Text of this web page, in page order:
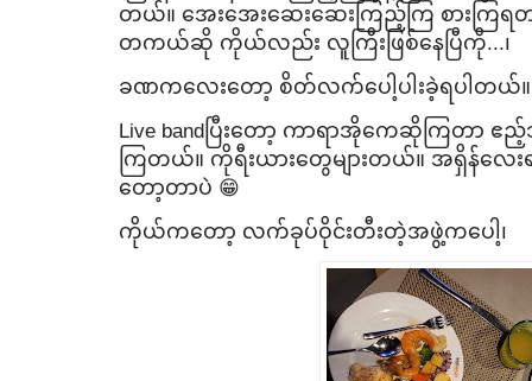
တယ်။ ​အေး​အေး​ဆေး​ဆေးကြည့်ကြ စားကြရ
တကယ်ဆို ကိုယ်လည်း လူကြီးဖြစ်​နေပြီကို...၊
ခဏက​လေး​တော့ စိတ်လက်​ပေါ့ပါးခဲ့ရပါတယ်။
Live bandပြီး​တော့ ကာရာအို​ကေဆိုကြတ
ကြတယ်။ ကိုရီးယား​တွေများတယ်။ အရှိန်​လေ
တော့တာပဲ 😁
ကိုယ်က​တော့ လက်ခုပ်ဝိုင်းတီးတဲ့အဖွဲ့က​ပေါ့၊